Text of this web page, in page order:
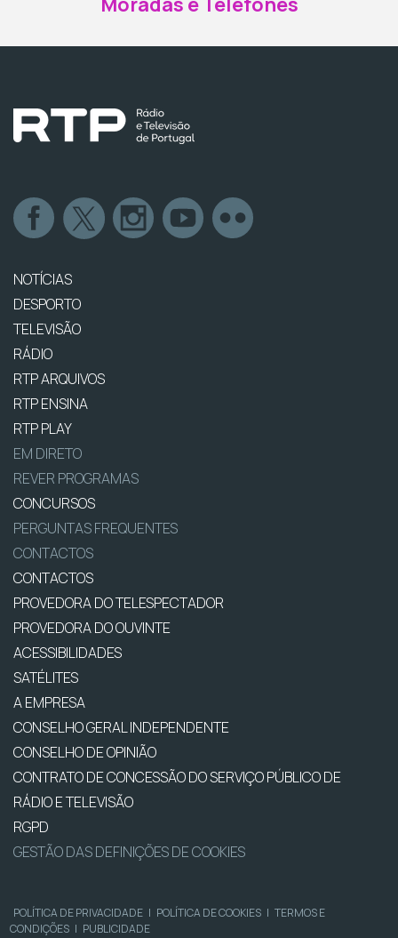
NOTÍCIAS
DESPORTO
TELEVISÃO
RÁDIO
RTP ARQUIVOS
RTP ENSINA
RTP PLAY
EM DIRETO
REVER PROGRAMAS
CONCURSOS
PERGUNTAS FREQUENTES
CONTACTOS
CONTACTOS
PROVEDORA DO TELESPECTADOR
PROVEDORA DO OUVINTE
ACESSIBILIDADES
SATÉLITES
A EMPRESA
CONSELHO GERAL INDEPENDENTE
CONSELHO DE OPINIÃO
CONTRATO DE CONCESSÃO DO SERVIÇO PÚBLICO DE
RÁDIO E TELEVISÃO
RGPD
GESTÃO DAS DEFINIÇÕES DE COOKIES
POLÍTICA DE PRIVACIDADE | POLÍTICA DE COOKIES | TERMOS E
CONDIÇÕES | PUBLICIDADE